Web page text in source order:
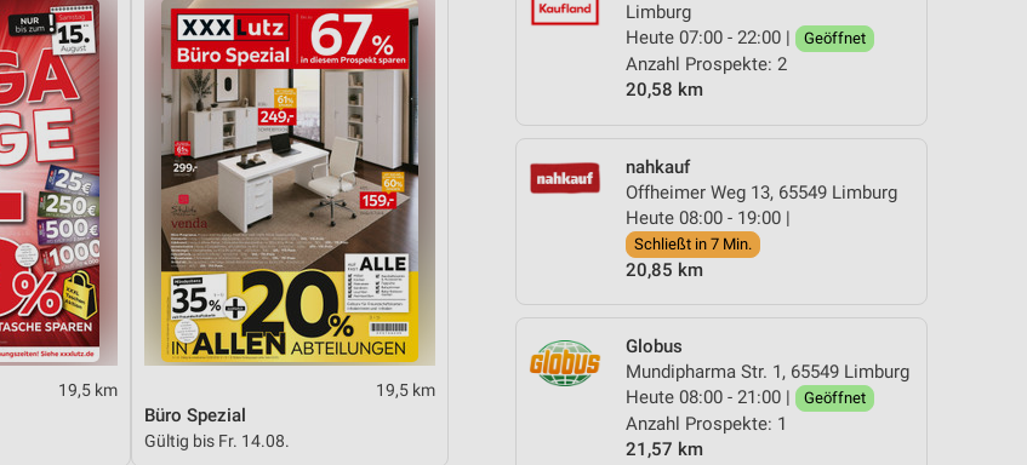
Limburg
Heute 07:00 - 22:00 |
Geöffnet
Anzahl Prospekte: 2
20,58 km
nahkauf
Offheimer Weg 13, 65549 Limburg
Heute 08:00 - 19:00 |
Schließt in 7 Min.
20,85 km
Globus
Mundipharma Str. 1, 65549 Limburg
Heute 08:00 - 21:00 |
Geöffnet
Anzahl Prospekte: 1
21,57 km
19,5 km 19,5 km
Büro Spezial
Gültig bis Fr. 14.08.